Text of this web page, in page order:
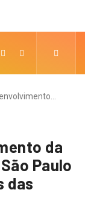
da
Paulo
das